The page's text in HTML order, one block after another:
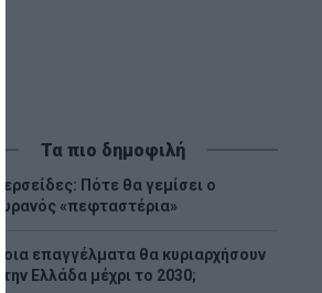
Τα πιο δημοφιλή
Περσείδες: Πότε θα γεμίσει ο
ουρανός «πεφταστέρια»
Ποια επαγγέλματα θα κυριαρχήσουν
στην Ελλάδα μέχρι το 2030;